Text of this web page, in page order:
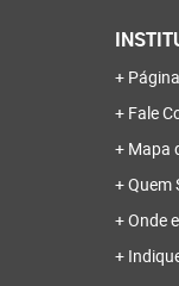
Fale
Mapa
Quem
Onde